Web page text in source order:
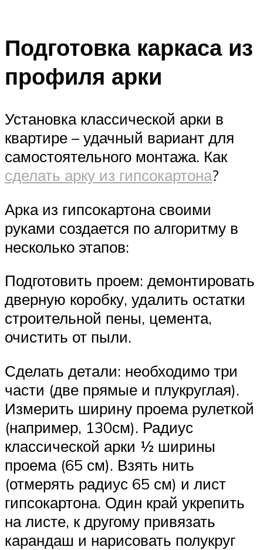
Подготовка каркаса из
профиля арки
Установка классической арки в
квартире – удачный вариант для
самостоятельного монтажа. Как
сделать арку из гипсокартона?
Арка из гипсокартона своими
руками создается по алгоритму в
несколько этапов:
Подготовить проем: демонтировать
дверную коробку, удалить остатки
строительной пены, цемента,
очистить от пыли.
Сделать детали: необходимо три
части (две прямые и плукруглая).
Измерить ширину проема рулеткой
(например, 130см). Радиус
классической арки ½ ширины
проема (65 см). Взять нить
(отмерять радиус 65 см) и лист
гипсокартона. Один край укрепить
на листе, к другому привязать
карандаш и нарисовать полукруг